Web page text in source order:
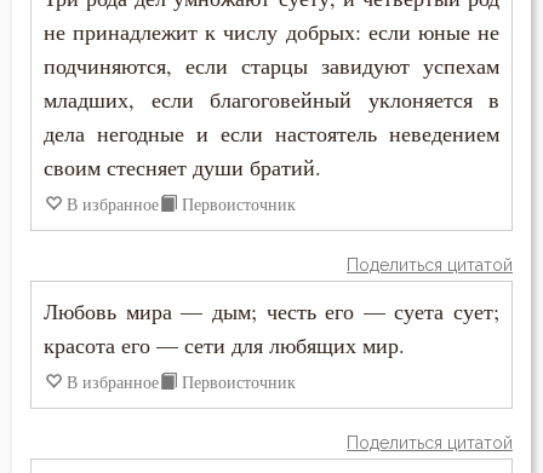
Деньги
Дети
Добро
Добродетель
Дух Святой
Иоанн Лествичник
Иоанн Мосх
Ириней Лионский
Исаак Сирин Ниневийский
Исидор Пелусиот
Исихий Иерусалимский
Иустин (Попович)
не принадлежит к числу добрых: если юные не
подчиняются, если старцы завидуют успехам
младших, если благоговейный уклоняется в
дела негодные и если настоятель неведением
своим стесняет души братий.
В избранное Первоисточник
Поделиться цитатой
Любовь мира — дым; честь его — суета сует;
красота его — сети для любящих мир.
В избранное Первоисточник
Поделиться цитатой